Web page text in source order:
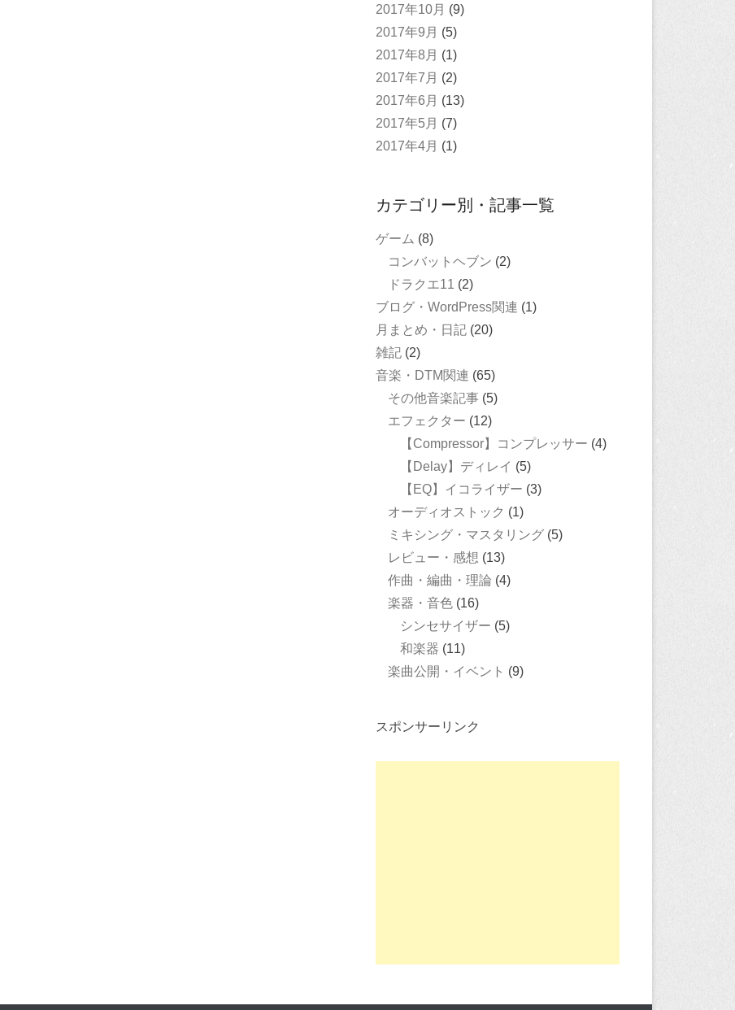
2017年10月 (9)
2017年9月 (5)
2017年8月 (1)
2017年7月 (2)
2017年6月 (13)
2017年5月 (7)
2017年4月 (1)
カテゴリー別・記事一覧
ゲーム (8)
コンバットヘブン (2)
ドラクエ11 (2)
ブログ・WordPress関連 (1)
月まとめ・日記 (20)
雑記 (2)
音楽・DTM関連 (65)
その他音楽記事 (5)
エフェクター (12)
【Compressor】コンプレッサー (4)
【Delay】ディレイ (5)
【EQ】イコライザー (3)
オーディオストック (1)
ミキシング・マスタリング (5)
レビュー・感想 (13)
作曲・編曲・理論 (4)
楽器・音色 (16)
シンセサイザー (5)
和楽器 (11)
楽曲公開・イベント (9)
スポンサーリンク